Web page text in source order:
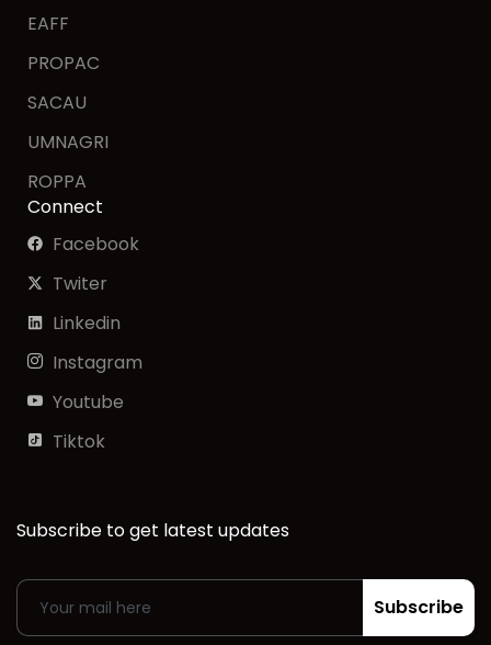
EAFF
PROPAC
SACAU
UMNAGRI
ROPPA
Connect
Facebook
Twiter
Linkedin
Instagram
Youtube
Tiktok
Subscribe to get latest updates
Subscribe